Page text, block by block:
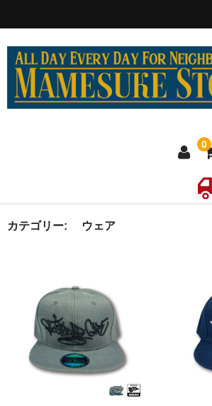
0
ホーム
ウェア
全商品（ウェア）
Tシャツ
カテゴリー: ウェア